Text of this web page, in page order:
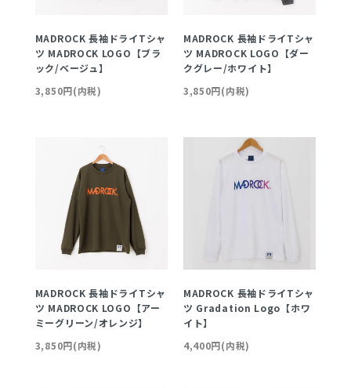
MADROCK 長袖ドライTシャ
ツ MADROCK LOGO【ブラ
ック/ベージュ】
3,850円(内税)
MADROCK 長袖ドライTシャ
ツ MADROCK LOGO【ダー
クグレー/ホワイト】
3,850円(内税)
MADROCK 長袖ドライTシャ
ツ MADROCK LOGO【アー
ミーグリーン/オレンジ】
3,850円(内税)
MADROCK 長袖ドライTシャ
ツ Gradation Logo【ホワ
イト】
4,400円(内税)